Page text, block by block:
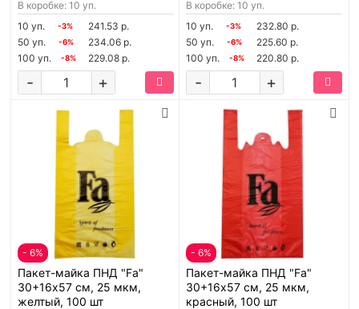
В коробке: 10 уп.
10 уп.
-3%
241.53 р.
50 уп.
-6%
234.06 р.
100 уп.
-8% 229.08 р.
+
-
В коробке: 10 уп.
10 уп.
-3%
232.80 р.
50 уп.
-6%
225.60 р.
100 уп.
-8% 220.80 р.
+
-
- 6%
Пакет-майка ПНД "Fa"
30+16х57 см, 25 мкм,
желтый, 100 шт
- 6%
Пакет-майка ПНД "Fa"
30+16х57 см, 25 мкм,
красный, 100 шт